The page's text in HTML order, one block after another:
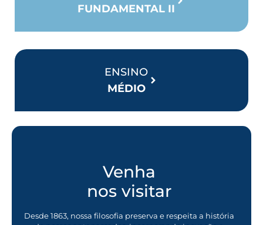
FUNDAMENTAL II
ENSINO
MÉDIO
Venha
nos visitar
Desde 1863, nossa filosofia preserva e respeita a história